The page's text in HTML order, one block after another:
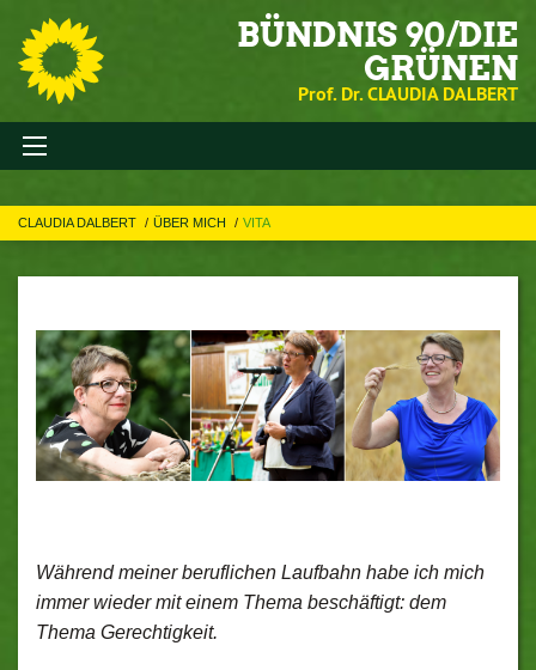
BÜNDNIS 90/DIE
GRÜNEN
Prof. Dr. CLAUDIA DALBERT
CLAUDIA DALBERT ÜBER MICH VITA
Während meiner beruflichen Laufbahn habe ich mich
immer wieder mit einem Thema beschäftigt: dem
Thema Gerechtigkeit.